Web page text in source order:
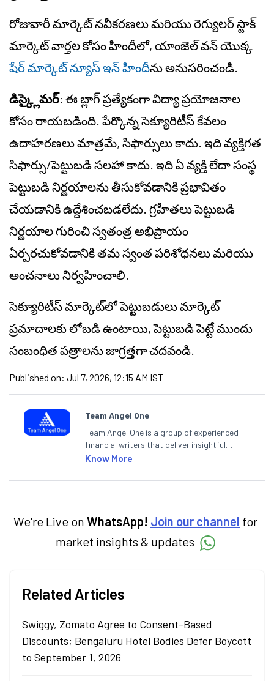
రోజువారీ మార్కెట్ నవీకరణలు మరియు రెగ్యులర్ స్టాక్
మార్కెట్ వార్తల కోసం హిందీలో, యాంజెల్ వన్ యొక్క
షేర్ మార్కెట్ న్యూస్ ఇన్ హిందీను అనుసరించండి.
డిస్క్లైమర్: ఈ బ్లాగ్ ప్రత్యేకంగా విద్యా ప్రయోజనాల
కోసం రాయబడింది. పేర్కొన్న సెక్యూరిటీస్ కేవలం
ఉదాహరణలు మాత్రమే, సిఫార్సులు కాదు. ఇది వ్యక్తిగత
సిఫార్సు/పెట్టుబడి సలహా కాదు. ఇది ఏ వ్యక్తి లేదా సంస్థ
పెట్టుబడి నిర్ణయాలను తీసుకోవడానికి ప్రభావితం
చేయడానికి ఉద్దేశించబడలేదు. గ్రహీతలు పెట్టుబడి
నిర్ణయాల గురించి స్వతంత్ర అభిప్రాయం
ఏర్పరచుకోవడానికి తమ స్వంత పరిశోధనలు మరియు
అంచనాలు నిర్వహించాలి.
సెక్యూరిటీస్ మార్కెట్‌లో పెట్టుబడులు మార్కెట్
ప్రమాదాలకు లోబడి ఉంటాయి, పెట్టుబడి పెట్టే ముందు
సంబంధిత పత్రాలను జాగ్రత్తగా చదవండి.
Published on: Jul 7, 2026, 12:15 AM IST
Team Angel One
Team Angel One is a group of experienced
financial writers that deliver insightful
articles on the stock market, IPO, economy,
categories.
Know More
We're Live on WhatsApp! Join our channel for
market insights & updates
Related Articles
Swiggy, Zomato Agree to Consent-Based
Discounts; Bengaluru Hotel Bodies Defer Boycott
to September 1, 2026